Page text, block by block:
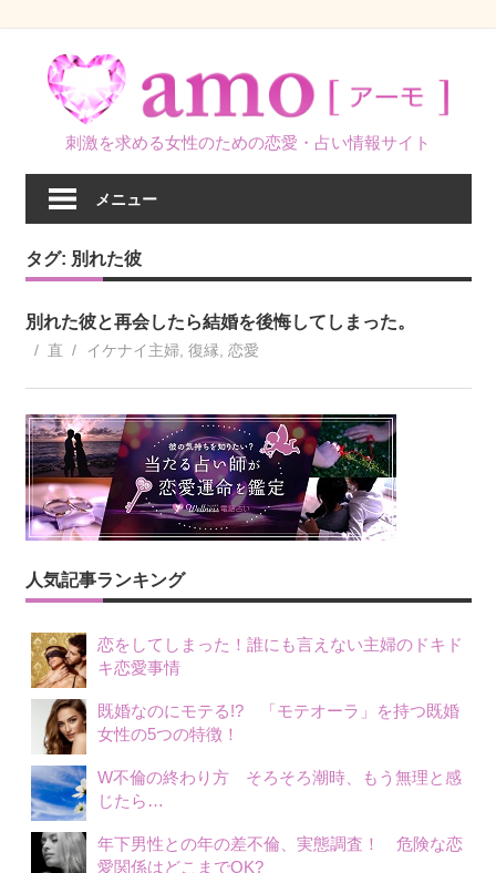
刺激を求める女性のための恋愛・占い情報サイト
メニュー
タグ: 別れた彼
別れた彼と再会したら結婚を後悔してしまった。
直 イケナイ主婦, 復縁 恋愛
人気記事ランキング
恋をしてしまった！誰にも言えない主婦のドキド
キ恋愛事情
既婚なのにモテる!? 「モテオーラ」を持つ既婚
女性の5つの特徴！
W不倫の終わり方 そろそろ潮時、もう無理と感
じたら…
年下男性との年の差不倫、実態調査！ 危険な恋
愛関係はどこまでOK?